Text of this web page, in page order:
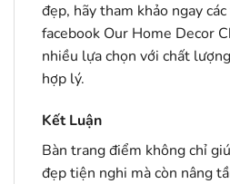
đẹp, hãy tham khảo ngay
facebook Our Home Decor
nhiều lựa chọn với chất
hợp lý.
Kết Luận
Bàn trang điểm không chỉ
đẹp tiện nghi mà còn nâng